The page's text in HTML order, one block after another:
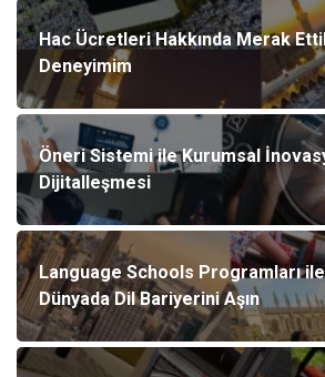
Hac Ücretleri Hakkında Merak
Deneyimim
Öneri Sistemi ile Kurumsal
Dijitalleşmesi
Language Schools Programları
Dünyada Dil Bariyerini Aşın